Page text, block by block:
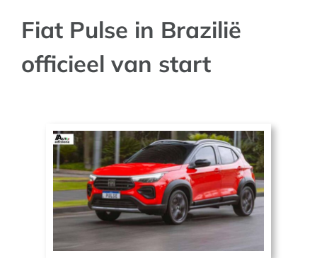
AUTO NIEUWS
Fiat Pulse in Brazilië
officieel van start